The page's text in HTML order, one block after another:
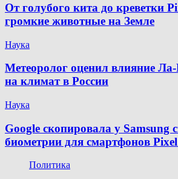
От голубого кита до креветки
громкие животные на Земле
Наука
Метеоролог оценил влияние
на климат в России
Наука
Google скопировала у Samsung
биометрии для смартфонов
Политика